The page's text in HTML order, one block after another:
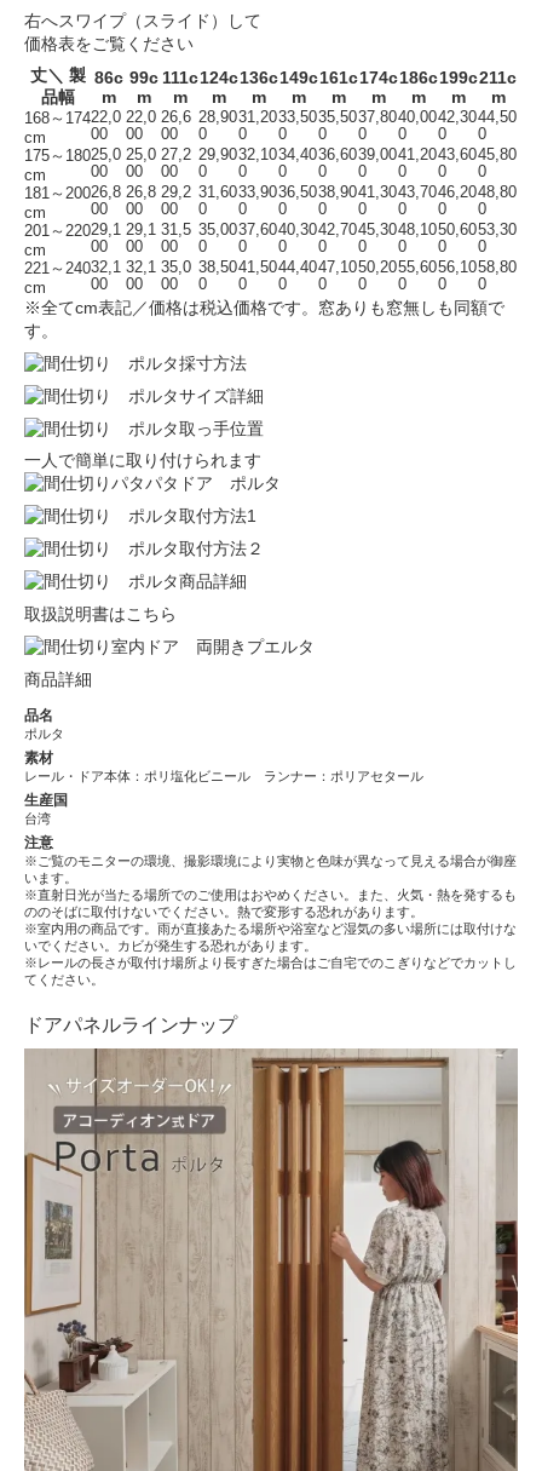
右へスワイプ（スライド）して
価格表をご覧ください
丈＼ 製
品幅
86c
m
99c
m
111c
m
124c
m
136c
m
149c
m
161c
m
174c
m
186c
m
199c
m
211c
m
168～174
cm
22,0
00
22,0
00
26,6
00
28,90
0
31,20
0
33,50
0
35,50
0
37,80
0
40,00
0
42,30
0
44,50
0
175～180
cm
25,0
00
25,0
00
27,2
00
29,90
0
32,10
0
34,40
0
36,60
0
39,00
0
41,20
0
43,60
0
45,80
0
181～200
cm
26,8
00
26,8
00
29,2
00
31,60
0
33,90
0
36,50
0
38,90
0
41,30
0
43,70
0
46,20
0
48,80
0
201～220
cm
29,1
00
29,1
00
31,5
00
35,00
0
37,60
0
40,30
0
42,70
0
45,30
0
48,10
0
50,60
0
53,30
0
221～240
cm
32,1
00
32,1
00
35,0
00
38,50
0
41,50
0
44,40
0
47,10
0
50,20
0
55,60
0
56,10
0
58,80
0
※全てcm表記／価格は税込価格です。窓ありも窓無しも同額で
す。
一人で簡単に取り付けられます
取扱説明書はこちら
商品詳細
品名
ポルタ
素材
レール・ドア本体：ポリ塩化ビニール ランナー：ポリアセタール
生産国
台湾
注意
※ご覧のモニターの環境、撮影環境により実物と色味が異なって見える場合が御座
います。
※直射日光が当たる場所でのご使用はおやめください。また、火気・熱を発するも
ののそばに取付けないでください。熱で変形する恐れがあります。
※室内用の商品です。雨が直接あたる場所や浴室など湿気の多い場所には取付けな
いでください。カビが発生する恐れがあります。
※レールの長さが取付け場所より長すぎた場合はご自宅でのこぎりなどでカットし
てください。
ドアパネルラインナップ